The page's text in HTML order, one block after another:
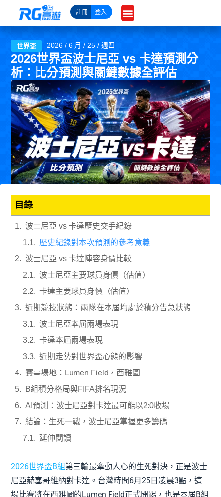
主
註冊 登入
世界盃 2026 / 6 月 / 25 / 週四
2026世界盃波士尼亞 vs 卡達預測分
析：比分預測與關鍵數據全評估
目錄
波士尼亞 vs 卡達歷史交手紀錄
歷史紀錄對本次預測的參考意義
波士尼亞 vs 卡達陣容身價比較
波士尼亞主要球員身價（估值）
卡達主要球員身價（估值）
近期競技狀態：兩隊在本屆均處於積分告急狀態
波士尼亞本屆兩場表現
卡達本屆兩場表現
近期走勢對世界盃心態的影響
賽事場地：Lumen Field，西雅圖
B組積分格局與FIFA排名現況
AI預測：波士尼亞對卡達最可能以2:0收場
結論：生死一戰，波士尼亞掌握更多籌碼
延伸閱讀
2026世界盃B組第三輪最牽動人心的生死對決，正是波士
尼亞赫塞哥維納對卡達。台灣時間6月25日凌晨3點，這
場比賽將在西雅圖的Lumen Field正式開踢，也是本屆B組